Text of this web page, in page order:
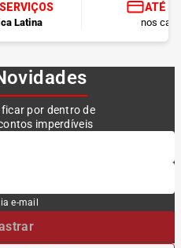
Latina
ATÉ
nos
por dentro de
imperdíveis
e-mail